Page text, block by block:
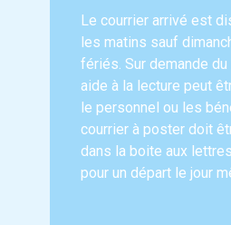
Le courrier arrivé est
les matins sauf
fériés. Sur demande
aide à la lecture peut
le personnel ou les
courrier à poster doit
dans la boite aux
pour un départ le jour